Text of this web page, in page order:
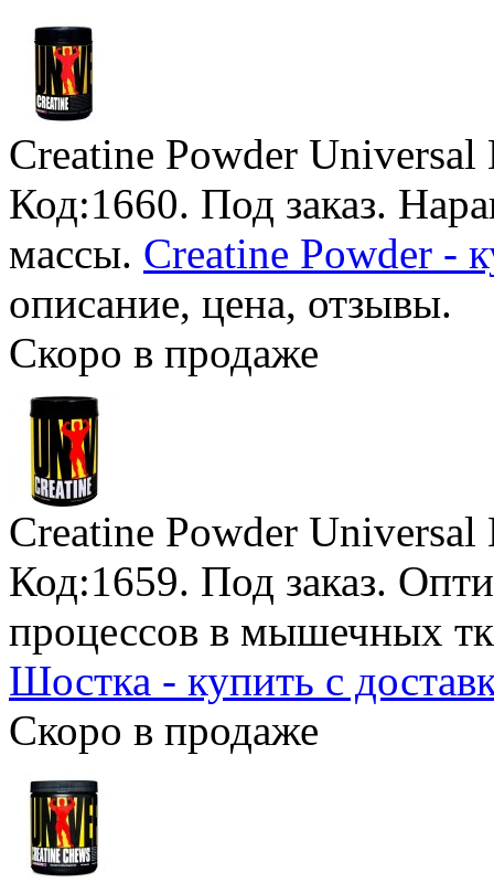
Creatine Powder
Код:1660. Под заказ.
массы. Creatine Powder -
описание, цена, отзывы.
Скоро в продаже
Creatine Powder
Код:1659. Под заказ.
процессов в мышечных
Шостка - купить с
Скоро в продаже